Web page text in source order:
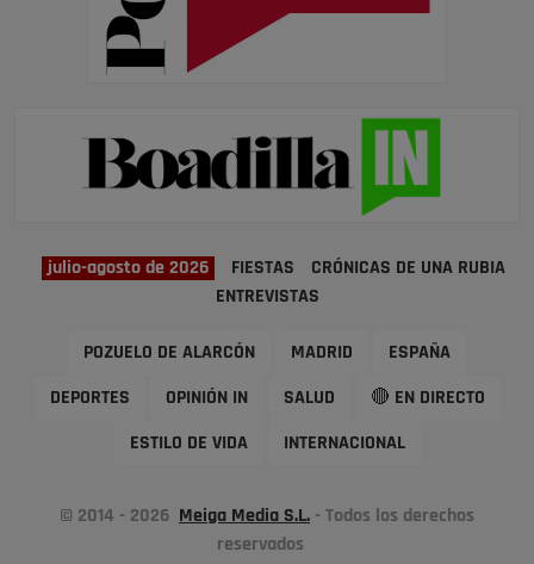
julio-agosto de 2026 FIESTAS
CRÓNICAS DE UNA RUBIA
ENTREVISTAS
POZUELO DE ALARCÓN MADRID ESPAÑA
DEPORTES OPINIÓN IN SALUD 🔴 EN DIRECTO
ESTILO DE VIDA INTERNACIONAL
© 2014 - 2026 Meiga Media S.L. - Todos los derechos
reservados